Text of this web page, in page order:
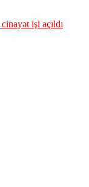
cinayət işi açıldı